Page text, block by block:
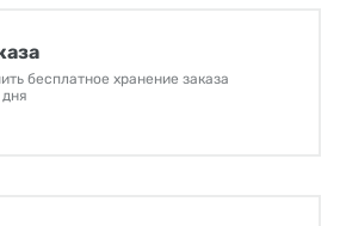
бесплатное хранение заказа